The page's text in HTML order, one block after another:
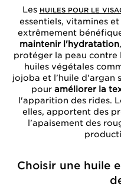
Les HUILES POUR LE
essentiels, vitamines
extrêmement
maintenir l'hydratation
protéger la peau contre
huiles végétales
jojoba et l'huile d'argan
pour améliorer la
l'apparition des rides.
elles, apportent des
l'apaisement des
Choisir une huile